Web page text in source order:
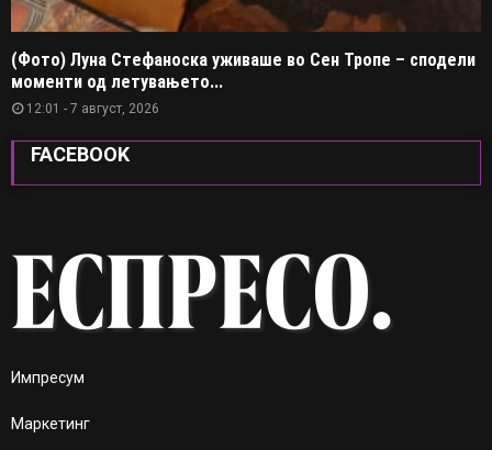
(Фото) Луна Стефаноска уживаше во Сен Тропе – сподели
моменти од летувањето...
12:01 - 7 август, 2026
FACEBOOK
Импресум
Маркетинг